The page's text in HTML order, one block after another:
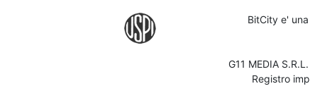
BitCity e'
G11 MEDIA
Registro